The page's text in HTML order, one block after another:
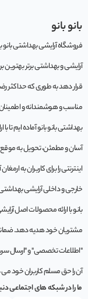
بانو بانو
فروشگاه آرایشی بهداشتی بانو
آرایشی و بهداشتی برتر بهترین
قرار دهد به طوری که حداکثر
مناسب و هوشمندانه و اطمینان
بهداشتی بانو بانو آماده ایم
آسان و مطمئن، تحویل به موقع
اینترنتی را برای کاربران به
خارجی و داخلی آرایشی
بانو با ارائه محصولات اصل
مشتریان خود هدیه دهد. ضمانت
"اطلاعات تخصصی" و "ارسال
آن را حق مسلم کاربران خود می
ما را در شبکه های اجتماعی